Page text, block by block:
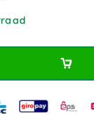
Aan